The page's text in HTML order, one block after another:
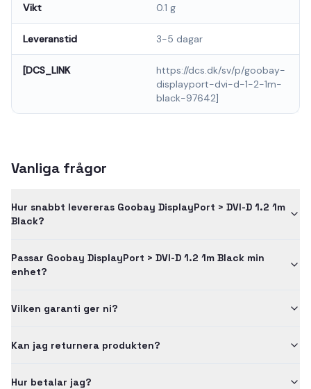
Vikt 0.1 g
Leveranstid 3-5 dagar
[DCS_LINK
https://dcs.dk/sv/p/goobay-
displayport-dvi-d-1-2-1m-
black-97642]
Vanliga frågor
Hur snabbt levereras Goobay DisplayPort > DVI-D 1.2 1m
Black?
Passar Goobay DisplayPort > DVI-D 1.2 1m Black min
enhet?
Vilken garanti ger ni?
Kan jag returnera produkten?
Hur betalar jag?